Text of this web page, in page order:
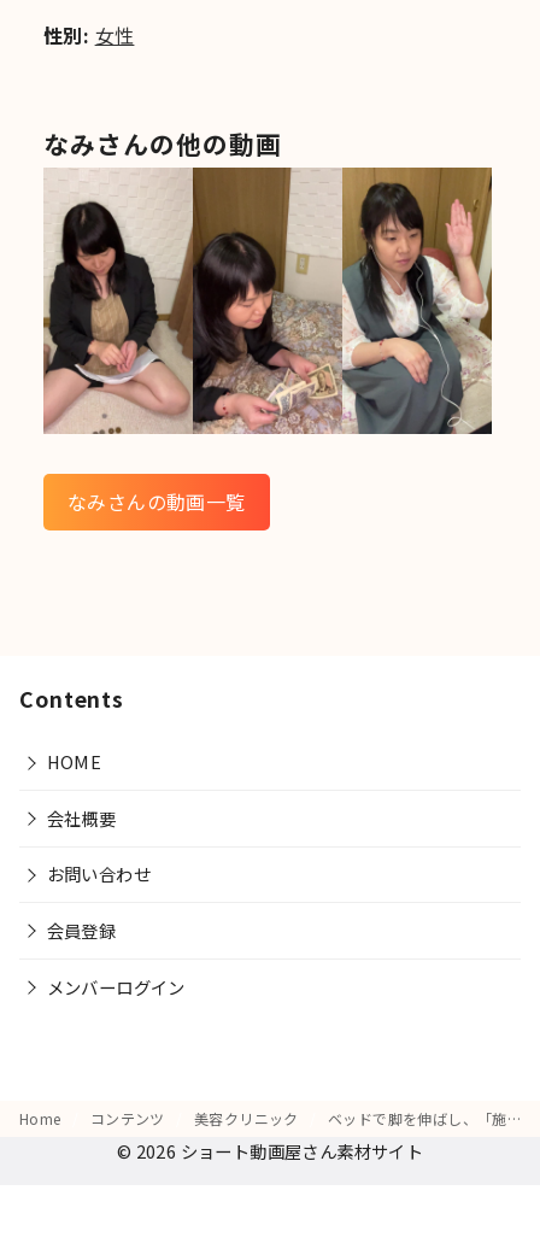
性別: 女性
なみさんの他の動画
なみさんの動画一覧
Contents
HOME
会社概要
お問い合わせ
会員登録
メンバーログイン
Home コンテンツ 美容クリニック ベッドで脚を伸ばし、「施術後にドレスアップしたい！」と想像する喜びの表情
© 2026 ショート動画屋さん素材サイト